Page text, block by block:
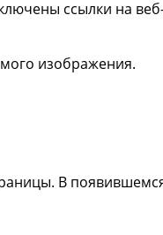
ссылки на
изображения.
В